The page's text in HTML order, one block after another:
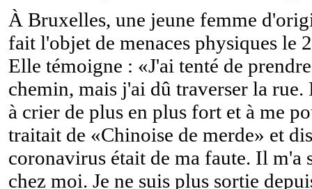
À Bruxelles, une jeune femme
fait l'objet de menaces physiques le
Elle témoigne : «J'ai tenté de
chemin, mais j'ai dû traverser la rue.
à crier de plus en plus fort et à me
traitait de «Chinoise de merde» et
coronavirus était de ma faute. Il m'a
chez moi. Je ne suis plus sortie